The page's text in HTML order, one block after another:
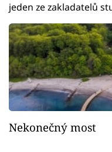
jeden ze zakladatelů
Nekonečný most